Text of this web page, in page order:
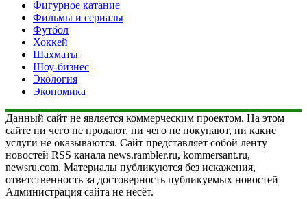
Фигурное катание
Фильмы и сериалы
Футбол
Хоккей
Шахматы
Шоу-бизнес
Экология
Экономика
Данный сайт не является коммерческим проектом. На этом
сайте ни чего не продают, ни чего не покупают, ни какие
услуги не оказываются. Сайт представляет собой ленту
новостей RSS канала news.rambler.ru, kommersant.ru,
newsru.com. Материалы публикуются без искажения,
ответственность за достоверность публикуемых новостей
Администрация сайта не несёт.